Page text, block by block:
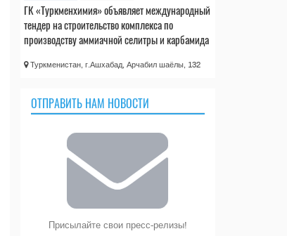
ГК «Туркменхимия» объявляет международный
тендер на строительство комплекса по
производству аммиачной селитры и карбамида
Туркменистан, г.Ашхабад, Арчабил шаёлы, 132
ОТПРАВИТЬ НАМ НОВОСТИ
Присылайте свои пресс-релизы!